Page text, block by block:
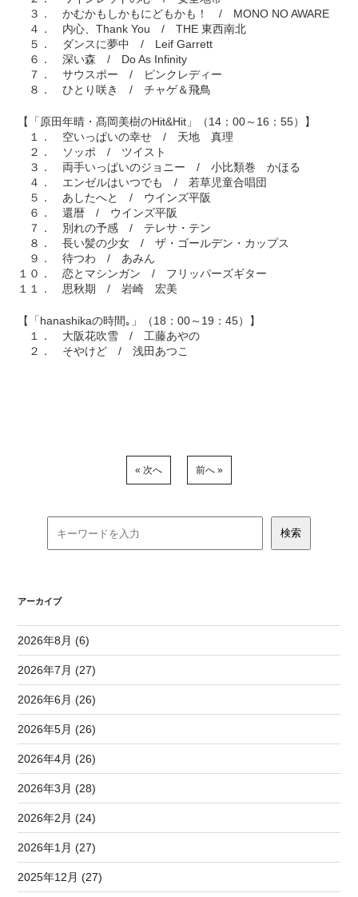
３． かむかもしかもにどもかも！ / MONO NO AWARE
４． 内心、Thank You / THE 東西南北
５． ダンスに夢中 / Leif Garrett
６． 深い森 / Do As Infinity
７． サウスポー / ピンクレディー
８． ひとり咲き / チャゲ＆飛鳥
【「原田年晴・髙岡美樹のHit&Hit」（14：00～16：55）】
１． 空いっぱいの幸せ / 天地 真理
２． ソッポ / ツイスト
３． 両手いっぱいのジョニー / 小比類巻 かほる
４． エンゼルはいつでも / 若草児童合唱団
５． あしたへと / ウインズ平阪
６． 還暦 / ウインズ平阪
７． 別れの予感 / テレサ・テン
８． 長い髪の少女 / ザ・ゴールデン・カップス
９． 待つわ / あみん
１０． 恋とマシンガン / フリッパーズギター
１１． 思秋期 / 岩崎 宏美
【「hanashikaの時間｡」（18：00～19：45）】
１． 大阪花吹雪 / 工藤あやの
２． そやけど / 浅田あつこ
« 次へ 前へ »
アーカイブ
2026年8月 (6)
2026年7月 (27)
2026年6月 (26)
2026年5月 (26)
2026年4月 (26)
2026年3月 (28)
2026年2月 (24)
2026年1月 (27)
2025年12月 (27)